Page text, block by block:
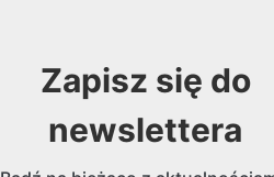
Zapisz się do
newslettera